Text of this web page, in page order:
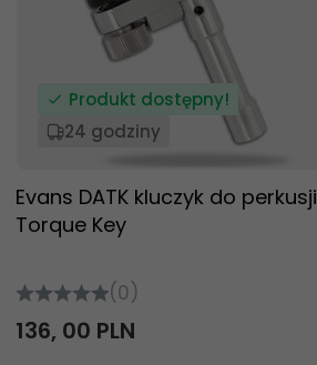
Produkt dostępny!
24 godziny
Evans DATK kluczyk do perkusji
Torque Key
(0)
136, 00 PLN